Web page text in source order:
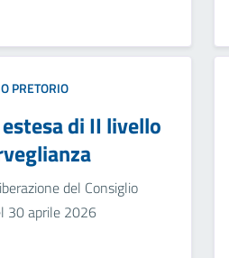
PRETORIO
di II livello
del Consiglio
30 aprile 2026